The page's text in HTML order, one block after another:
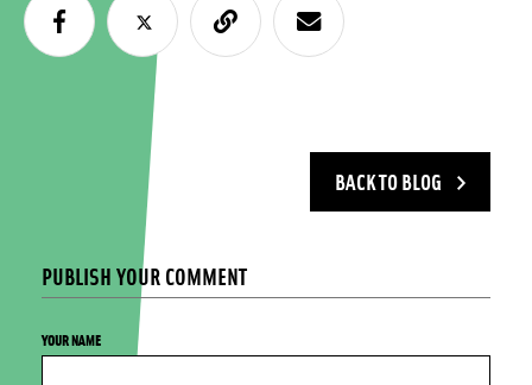
BACK TO BLOG
PUBLISH YOUR COMMENT
YOUR NAME